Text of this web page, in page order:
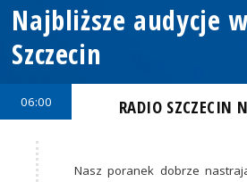
Najbliższe audycje
Szczecin
06:00 RADIO SZCZECIN
Nasz poranek dobrze